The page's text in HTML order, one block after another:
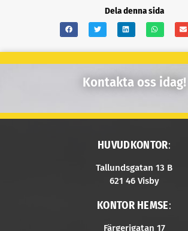
Dela denna sida
Kontakta oss idag!
HUVUDKONTOR:
Tallundsgatan 13 B
621 46 Visby
KONTOR HEMSE:
Färgerigatan 17